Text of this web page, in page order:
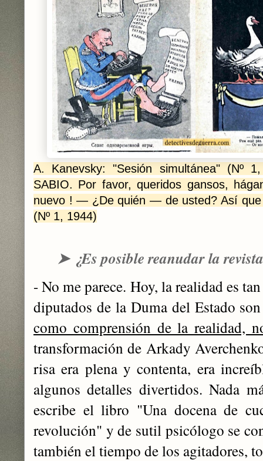
A. Kanevsky: "Sesión simultánea" (Nº
SABIO. Por favor, queridos gansos,
nuevo ! — ¿De quién — de usted? Así
(Nº 1, 1944)
➤ ¿Es posible reanudar la
- No me parece. Hoy, la realidad es
diputados de la Duma del Estado
como comprensión de la realidad,
transformación de Arkady
risa era plena y contenta, era
algunos detalles divertidos. Nada
escribe el libro "Una docena de
revolución" y de sutil psicólogo se
también el tiempo de los agitadores,